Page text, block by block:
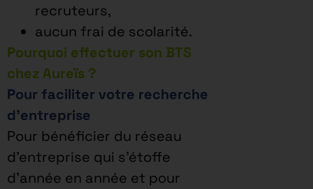
recruteurs,
aucun frai de scolarité.
Pourquoi effectuer son BTS
chez Aureïs ?
Pour faciliter votre recherche
d’entreprise
Pour bénéficier du réseau
d’entreprise qui s’étoffe
d’année en année et pour